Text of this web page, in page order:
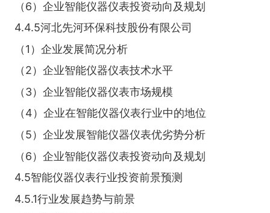
（6）企业智能仪器仪表投资动向及规划
4.4.5河北先河环保科技股份有限公司
（1）企业发展简况分析
（2）企业智能仪器仪表技术水平
（3）企业智能仪器仪表市场规模
（4）企业在智能仪器仪表行业中的地位
（5）企业发展智能仪器仪表优劣势分析
（6）企业智能仪器仪表投资动向及规划
4.5智能仪器仪表行业投资前景预测
4.5.1行业发展趋势与前景